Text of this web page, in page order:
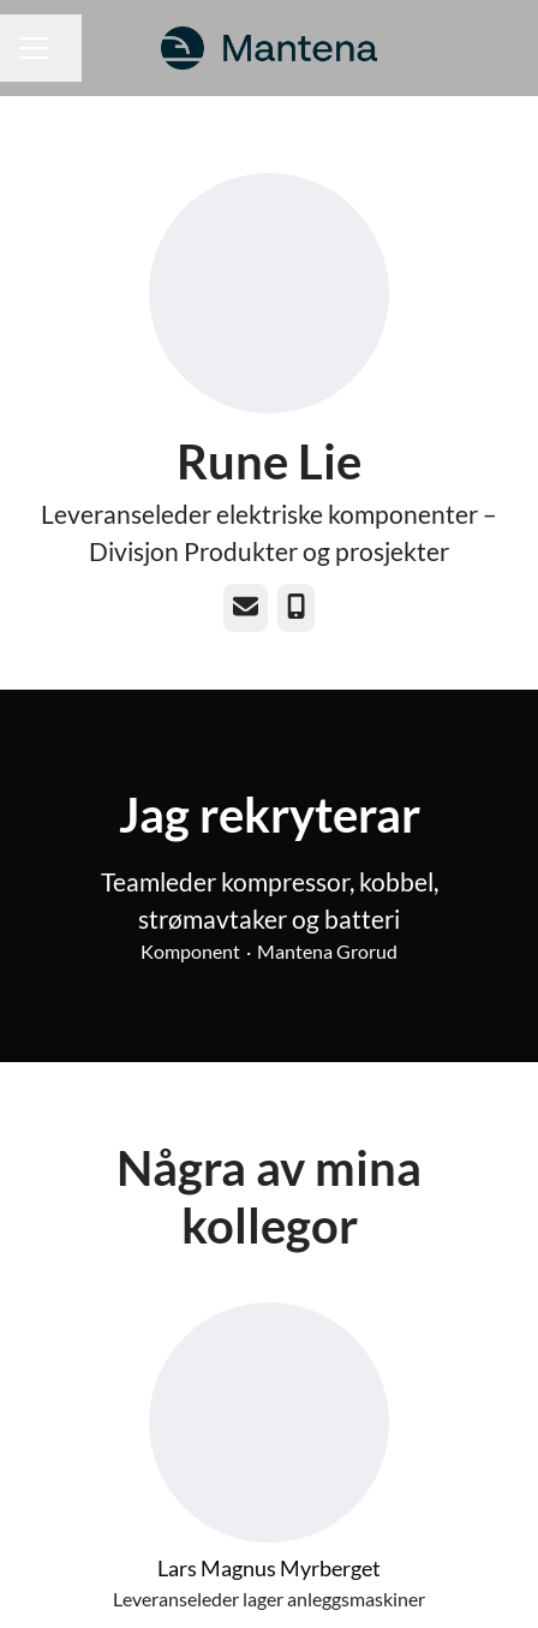
Rune Lie
Leveranseleder elektriske komponenter –
Divisjon Produkter og prosjekter
E-post Telefon
Jag rekryterar
Teamleder kompressor, kobbel,
strømavtaker og batteri
Komponent · Mantena Grorud
Några av mina
kollegor
Lars Magnus Myrberget
Leveranseleder lager anleggsmaskiner